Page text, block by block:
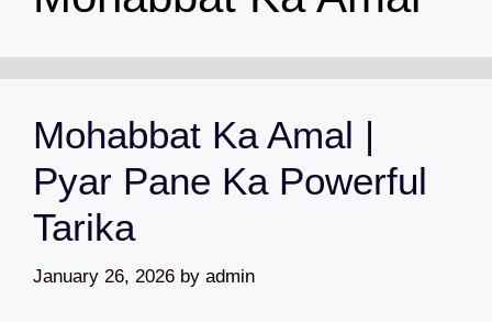
Mohabbat Ka Amal |
Pyar Pane Ka Powerful
Tarika
January 26, 2026 by admin